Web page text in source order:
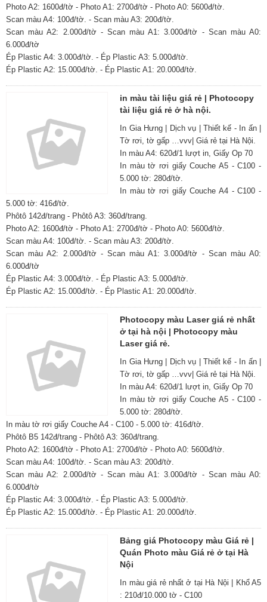
Photo A2: 1600đ/tờ - Photo A1: 2700đ/tờ - Photo A0: 5600đ/tờ.
Scan màu A4: 100đ/tờ. - Scan màu A3: 200đ/tờ.
Scan màu A2: 2.000đ/tờ - Scan màu A1: 3.000đ/tờ - Scan màu A0:
6.000đ/tờ
Ép Plastic A4: 3.000đ/tờ. - Ép Plastic A3: 5.000đ/tờ.
Ép Plastic A2: 15.000đ/tờ. - Ép Plastic A1: 20.000đ/tờ.
in màu tài liệu giá rẻ | Photocopy
tài liệu giá rẻ ở hà nội.
In Gia Hưng | Dịch vụ | Thiết kế - In ấn |
Tờ rơi, tờ gấp …vvv| Giá rẻ tại Hà Nội.
In màu A4: 620đ/1 lượt in, Giấy Op 70
In màu tờ rơi giấy Couche A5 - C100 -
5.000 tờ: 280đ/tờ.
In màu tờ rơi giấy Couche A4 - C100 -
5.000 tờ: 416đ/tờ.
Phôtô 142đ/trang - Phôtô A3: 360đ/trang.
Photo A2: 1600đ/tờ - Photo A1: 2700đ/tờ - Photo A0: 5600đ/tờ.
Scan màu A4: 100đ/tờ. - Scan màu A3: 200đ/tờ.
Scan màu A2: 2.000đ/tờ - Scan màu A1: 3.000đ/tờ - Scan màu A0:
6.000đ/tờ
Ép Plastic A4: 3.000đ/tờ. - Ép Plastic A3: 5.000đ/tờ.
Ép Plastic A2: 15.000đ/tờ. - Ép Plastic A1: 20.000đ/tờ.
Photocopy màu Laser giá rẻ nhất
ở tại hà nội | Photocopy màu
Laser giá rẻ.
In Gia Hưng | Dịch vụ | Thiết kế - In ấn |
Tờ rơi, tờ gấp …vvv| Giá rẻ tại Hà Nội.
In màu A4: 620đ/1 lượt in, Giấy Op 70
In màu tờ rơi giấy Couche A5 - C100 -
5.000 tờ: 280đ/tờ.
In màu tờ rơi giấy Couche A4 - C100 - 5.000 tờ: 416đ/tờ.
Phôtô B5 142đ/trang - Phôtô A3: 360đ/trang.
Photo A2: 1600đ/tờ - Photo A1: 2700đ/tờ - Photo A0: 5600đ/tờ.
Scan màu A4: 100đ/tờ. - Scan màu A3: 200đ/tờ.
Scan màu A2: 2.000đ/tờ - Scan màu A1: 3.000đ/tờ - Scan màu A0:
6.000đ/tờ
Ép Plastic A4: 3.000đ/tờ. - Ép Plastic A3: 5.000đ/tờ.
Ép Plastic A2: 15.000đ/tờ. - Ép Plastic A1: 20.000đ/tờ.
Bảng giá Photocopy màu Giá rẻ |
Quán Photo màu Giá rẻ ở tại Hà
Nội
In màu giá rẻ nhất ở tại Hà Nội | Khổ A5
: 210đ/10.000 tờ - C100